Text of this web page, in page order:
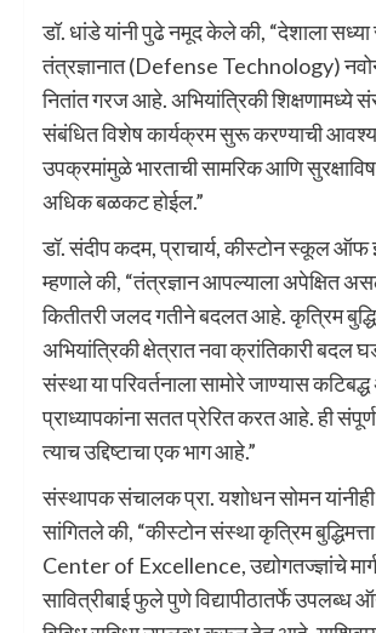
डॉ. धांडे यांनी पुढे नमूद केले की, “देशाला सध्या
तंत्रज्ञानात (Defense Technology)
नितांत गरज आहे. अभियांत्रिकी शिक्षणामध्ये
संबंधित विशेष कार्यक्रम सुरू करण्याची
उपक्रमांमुळे भारताची सामरिक आणि
अधिक बळकट होईल.”
डॉ. संदीप कदम, प्राचार्य, कीस्टोन स्कूल ऑफ
म्हणाले की, “तंत्रज्ञान आपल्याला अपेक्षित
कितीतरी जलद गतीने बदलत आहे. कृत्रिम
अभियांत्रिकी क्षेत्रात नवा क्रांतिकारी
संस्था या परिवर्तनाला सामोरे जाण्यास
प्राध्यापकांना सतत प्रेरित करत आहे. ही
त्याच उद्दिष्टाचा एक भाग आहे.”
संस्थापक संचालक प्रा. यशोधन सोमन यांनीही
सांगितले की, “कीस्टोन संस्था कृत्रिम
Center of Excellence, उद्योगतज्ज्ञांचे
सावित्रीबाई फुले पुणे विद्यापीठातर्फे उपलब्ध